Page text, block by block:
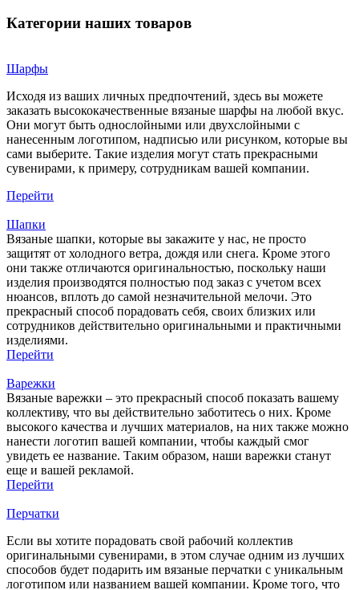
Категории наших товаров
Шарфы
Исходя из ваших личных предпочтений, здесь вы можете
заказать высококачественные вязаные шарфы на любой вкус.
Они могут быть однослойными или двухслойными с
нанесенным логотипом, надписью или рисунком, которые вы
сами выберите. Такие изделия могут стать прекрасными
сувенирами, к примеру, сотрудникам вашей компании.
Перейти
Шапки
Вязаные шапки, которые вы закажите у нас, не просто
защитят от холодного ветра, дождя или снега. Кроме этого
они также отличаются оригинальностью, поскольку наши
изделия производятся полностью под заказ с учетом всех
нюансов, вплоть до самой незначительной мелочи. Это
прекрасный способ порадовать себя, своих близких или
сотрудников действительно оригинальными и практичными
изделиями.
Перейти
Варежки
Вязаные варежки – это прекрасный способ показать вашему
коллективу, что вы действительно заботитесь о них. Кроме
высокого качества и лучших материалов, на них также можно
нанести логотип вашей компании, чтобы каждый смог
увидеть ее название. Таким образом, наши варежки станут
еще и вашей рекламой.
Перейти
Перчатки
Если вы хотите порадовать свой рабочий коллектив
оригинальными сувенирами, в этом случае одним из лучших
способов будет подарить им вязаные перчатки с уникальным
логотипом или названием вашей компании. Кроме того, что